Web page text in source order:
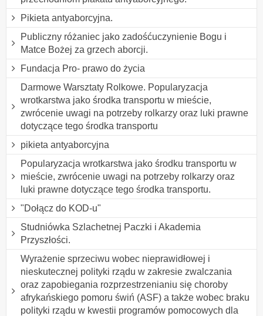
Pikieta antyaborcyjna.
Publiczny różaniec jako zadośćuczynienie Bogu i
Matce Bożej za grzech aborcji.
Fundacja Pro- prawo do życia
Darmowe Warsztaty Rolkowe. Popularyzacja
wrotkarstwa jako środka transportu w mieście,
zwrócenie uwagi na potrzeby rolkarzy oraz luki prawne
dotyczące tego środka transportu
pikieta antyaborcyjna
Popularyzacja wrotkarstwa jako środku transportu w
mieście, zwrócenie uwagi na potrzeby rolkarzy oraz
luki prawne dotyczące tego środka transportu.
"Dołącz do KOD-u"
Studniówka Szlachetnej Paczki i Akademia
Przyszłości.
Wyrażenie sprzeciwu wobec nieprawidłowej i
nieskutecznej polityki rządu w zakresie zwalczania
oraz zapobiegania rozprzestrzenianiu się choroby
afrykańskiego pomoru świń (ASF) a także wobec braku
polityki rządu w kwestii programów pomocowych dla